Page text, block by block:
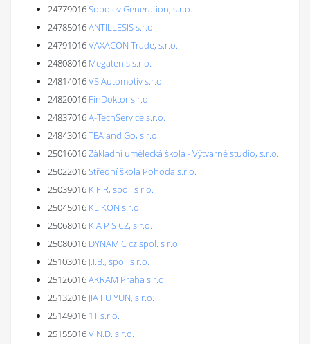
24779016Sobolev Generation, s.r.o.
24785016ANTILLESIS s.r.o.
24791016VAXACON Trade, s.r.o.
24808016 Megatenis s.r.o.
24814016VS Automotiv s.r.o.
24820016 FinDoktor s.r.o.
24837016A-TechService s.r.o.
24843016TEA and Go, s.r.o.
25016016Základní umělecká škola - Výtvarné studio, s.r.o.
25022016Střední škola Pohoda s.r.o.
25039016 K F R, spol. s r.o.
25045016 KLIKON s.r.o.
25068016 K A P S CZ, s.r.o.
25080016 DYNAMIC cz spol. s r.o.
25103016 J.I.B., spol. s r.o.
25126016AKRAM Praha s.r.o.
25132016 JIA FU YUN, s.r.o.
25149016 1T s.r.o.
25155016V.N.D. s.r.o.